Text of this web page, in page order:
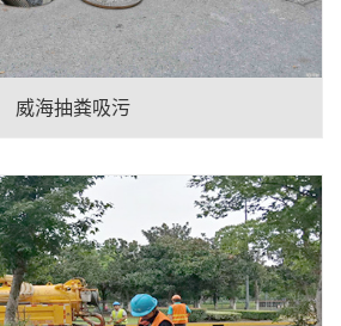
威海抽粪吸污